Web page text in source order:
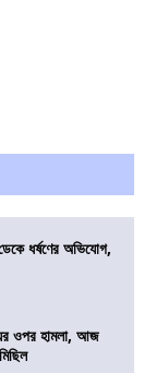
ধর্ষণের অভিযোগ,
ওপর হামলা, আজ